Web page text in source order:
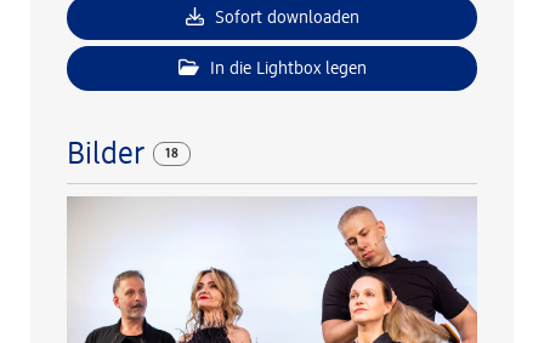
Sofort downloaden
In die Lightbox legen
Bilder 18